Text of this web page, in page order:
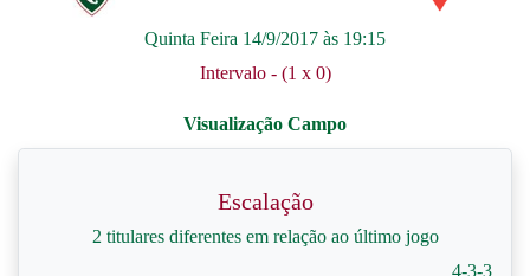
Quinta Feira 14/9/2017 às 19:15
Intervalo - (1 x 0)
Escalação
2 titulares diferentes em relação ao último jogo
4-3-3